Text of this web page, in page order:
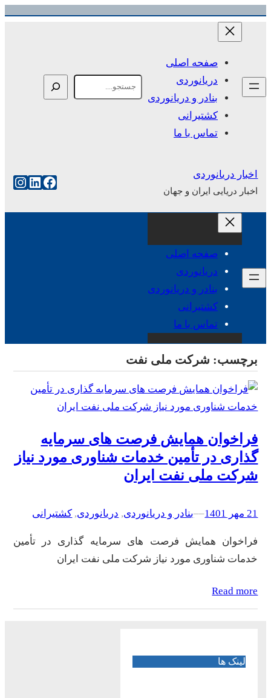
رفتن
صفحه اصلی
دریانوردی
بنادر و دریانوردی
کشتیرانی
تماس با ما
اخبار دریانوردی
اخبار دریایی ایران و جهان
فیس‌بوک
صفحه اصلی
دریانوردی
بنادر و دریانوردی
کشتیرانی
تماس با ما
برچسب: شرکت ملی نفت
فراخوان همایش فرصت های سرمایه
گذاری در تأمین خدمات شناوری مورد نیاز
شرکت ملی نفت ایران
21 مهر 1401 –
–بنادر و دریانوردی, دریانوردی, کشتیرانی
فراخوان همایش فرصت های سرمایه گذاری در تأمین
خدمات شناوری مورد نیاز شرکت ملی نفت ایران
Read more
لینک ها